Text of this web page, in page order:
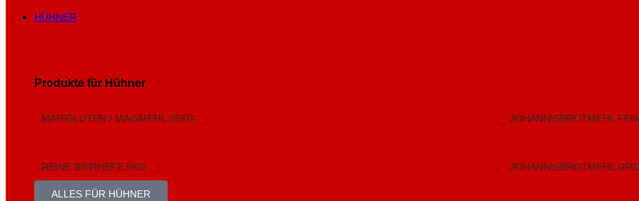
HÜHNER
Produkte für Hühner
MAISGLUTEN / MAISMEHL 25KG JOHANNISBROTMEHL
REINE BIERHEFE 5KG JOHANNISBROTMEHL
ALLES FÜR HÜHNER